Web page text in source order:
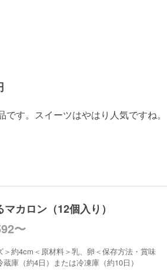
す。スイーツはやはり人気ですね。
カロン（12個入り）
〜
＞約4cm＜原材料＞乳、卵＜保存方法・賞味
蔵庫（約4日）または冷凍庫（約10日）